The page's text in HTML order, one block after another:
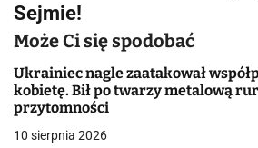
a
c
j
a
Sejmie!
Może Ci się spodobać
Ukrainiec nagle zaatakował
kobietę. Bił po twarzy metalową
przytomności
10 sierpnia 2026